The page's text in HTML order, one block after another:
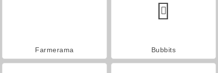
Farmerama Bubbits